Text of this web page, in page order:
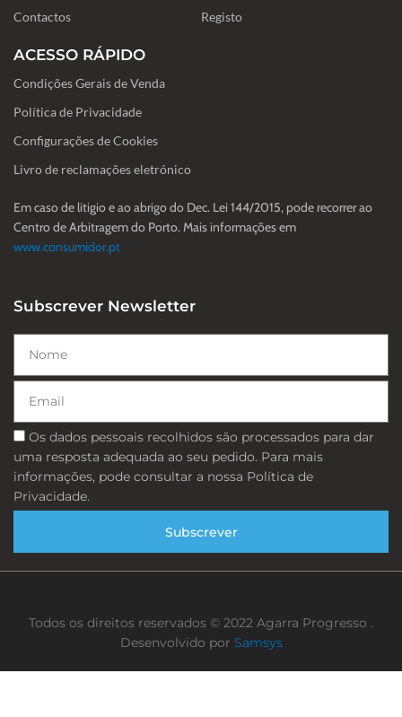
Contactos
Registo
ACESSO RÁPIDO
Condições Gerais de Venda
Política de Privacidade
Configurações de Cookies
Livro de reclamações eletrónico
Em caso de litigio e ao abrigo do Dec. Lei 144/2015, pode recorrer ao
Centro de Arbitragem do Porto. Mais informações em
www.consumidor.pt
Subscrever Newsletter
Consentimento
Os dados pessoais recolhidos são processados ​​para dar
uma resposta adequada ao seu pedido. Para mais
informações, pode consultar a nossa Política de
Privacidade.
Subscrever
Todos os direitos reservados © 2022 Agarra Progresso .
Desenvolvido por Samsys